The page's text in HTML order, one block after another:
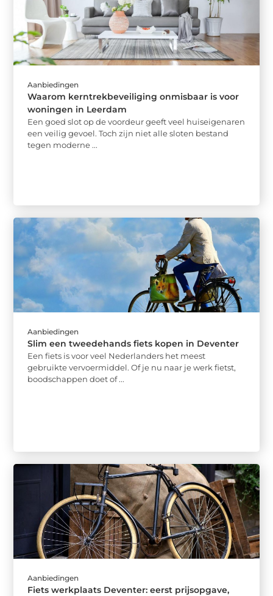
Aanbiedingen
Waarom kerntrekbeveiliging onmisbaar is voor
woningen in Leerdam
Een goed slot op de voordeur geeft veel huiseigenaren
een veilig gevoel. Toch zijn niet alle sloten bestand
tegen moderne ...
Aanbiedingen
Slim een tweedehands fiets kopen in Deventer
Een fiets is voor veel Nederlanders het meest
gebruikte vervoermiddel. Of je nu naar je werk fietst,
boodschappen doet of ...
Aanbiedingen
Fiets werkplaats Deventer: eerst prijsopgave,